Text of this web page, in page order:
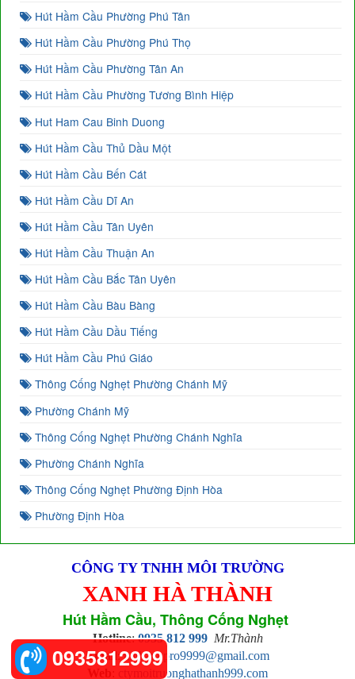
0935812999
Hút Hầm Cầu Phường Phú Tân
Hút Hầm Cầu Phường Phú Thọ
Hút Hầm Cầu Phường Tân An
Hút Hầm Cầu Phường Tương Bình Hiệp
Hut Ham Cau Binh Duong
Hút Hầm Cầu Thủ Dầu Một
Hút Hầm Cầu Bến Cát
Hút Hầm Cầu Dĩ An
Hút Hầm Cầu Tân Uyên
Hút Hầm Cầu Thuận An
Hút Hầm Cầu Bắc Tân Uyên
Hút Hầm Cầu Bàu Bàng
Hút Hầm Cầu Dầu Tiếng
Hút Hầm Cầu Phú Giáo
Thông Cống Nghẹt Phường Chánh Mỹ
Phường Chánh Mỹ
Thông Cống Nghẹt Phường Chánh Nghĩa
Phường Chánh Nghĩa
Thông Cống Nghẹt Phường Định Hòa
Phường Định Hòa
CÔNG TY TNHH MÔI TRƯỜNG
XANH HÀ THÀNH
Hút Hầm Cầu, Thông Cống Nghẹt
Hotline:0935 812 999 Mr.Thành
Email :hathanhpro9999@gmail.com
ctymoitruonghathanh999.com